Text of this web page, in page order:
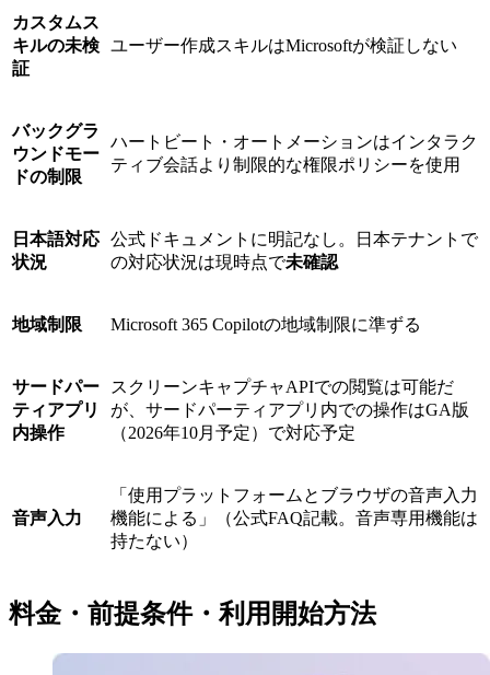
カスタムス
キルの未検
証
ユーザー作成スキルはMicrosoftが検証しない
バックグラ
ウンドモー
ドの制限
ハートビート・オートメーションはインタラク
ティブ会話より制限的な権限ポリシーを使用
日本語対応
状況
公式ドキュメントに明記なし。日本テナントで
の対応状況は現時点で未確認
地域制限 Microsoft 365 Copilotの地域制限に準ずる
サードパー
ティアプリ
内操作
スクリーンキャプチャAPIでの閲覧は可能だ
が、サードパーティアプリ内での操作はGA版
（2026年10月予定）で対応予定
音声入力
「使用プラットフォームとブラウザの音声入力
機能による」（公式FAQ記載。音声専用機能は
持たない）
料金・前提条件・利用開始方法